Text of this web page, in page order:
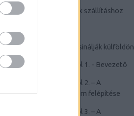
cargo bringák szállításhoz
Cyclechic.hu on tour: Így csinálják külföldön
a kerékpározástól 1. - Bevezető
Félelem a kerékpározástól 2. – A
való félelem felépítése
Félelem a kerékpározástól 3. – A